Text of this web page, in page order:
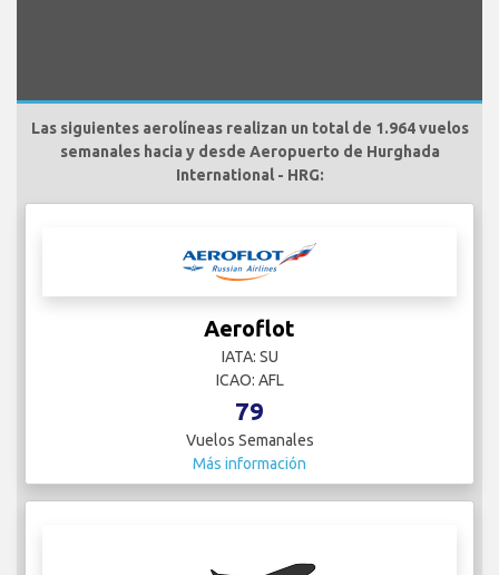
Las siguientes aerolíneas realizan un total de 1.964 vuelos
semanales hacia y desde Aeropuerto de Hurghada
International - HRG:
Aeroflot
IATA: SU
ICAO: AFL
79
Vuelos Semanales
Más información